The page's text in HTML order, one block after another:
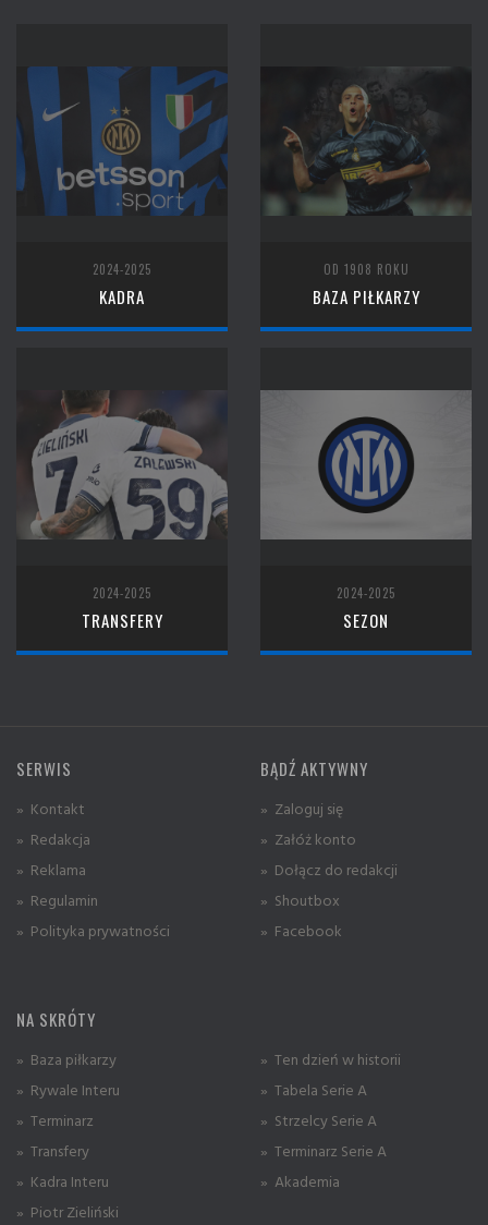
2024-2025
KADRA
OD 1908 ROKU
BAZA PIŁKARZY
2024-2025
TRANSFERY
2024-2025
SEZON
SERWIS
» Kontakt
» Redakcja
» Reklama
» Regulamin
» Polityka prywatności
BĄDŹ AKTYWNY
» Zaloguj się
» Załóż konto
» Dołącz do redakcji
» Shoutbox
» Facebook
NA SKRÓTY
» Baza piłkarzy
» Rywale Interu
» Terminarz
» Transfery
» Kadra Interu
» Piotr Zieliński
» Ten dzień w historii
» Tabela Serie A
» Strzelcy Serie A
» Terminarz Serie A
» Akademia